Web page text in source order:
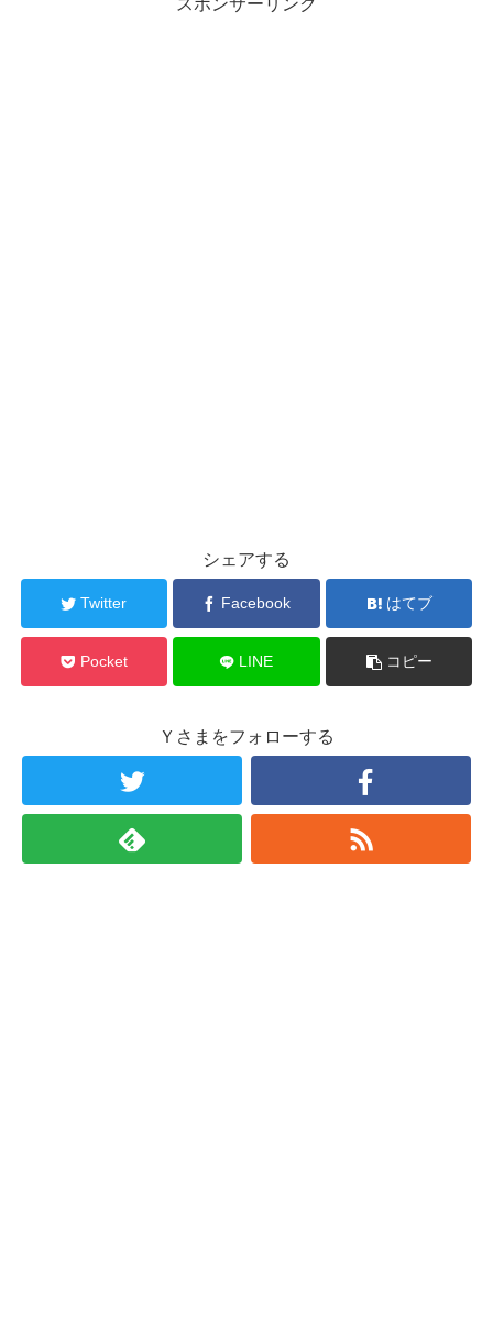
スポンサーリンク
シェアする
Twitter Facebook はてブ
Pocket LINE コピー
Ｙさまをフォローする